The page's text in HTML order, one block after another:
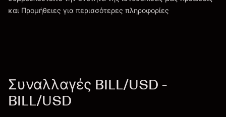
Χρεώσεις και Τέλη
και Προμήθειες για περισσότερες πληροφορίες
Συναλλαγές BILL/USD -
BILL/USD